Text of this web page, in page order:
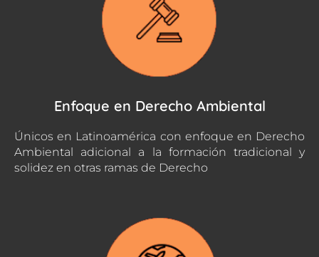
Enfoque en Derecho Ambiental
Únicos en Latinoamérica con enfoque en Derecho
Ambiental adicional a la formación tradicional y
solidez en otras ramas de Derecho